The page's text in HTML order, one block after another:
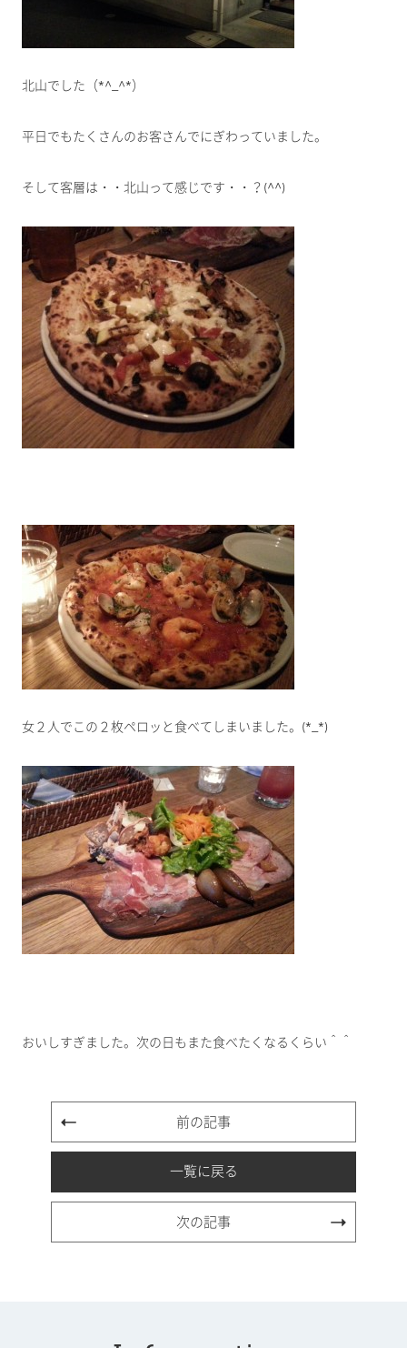
北山でした（*^_^*）
平日でもたくさんのお客さんでにぎわっていました。
そして客層は・・北山って感じです・・？(^^)
女２人でこの２枚ペロッと食べてしまいました。(*_*)
おいしすぎました。次の日もまた食べたくなるくらい＾＾
前の記事
一覧に戻る
次の記事